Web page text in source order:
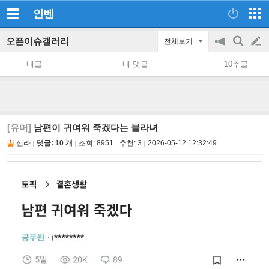
인벤
오픈이슈갤러리 전체보기
공
지
on/off
검
색
글
쓰
내글 내 댓글 10추글
[유머] 남편이 귀여워 죽겠다는 블라녀
신라 댓글: 10 개 조회: 8951 추천: 3 2026-05-12 12:32:49